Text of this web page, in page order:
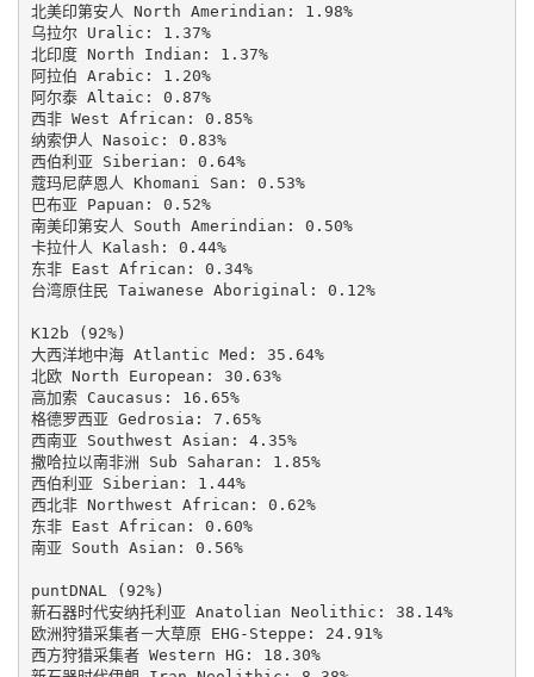
北美印第安人 North Amerindian: 1.98%
乌拉尔 Uralic: 1.37%
北印度 North Indian: 1.37%
阿拉伯 Arabic: 1.20%
阿尔泰 Altaic: 0.87%
西非 West African: 0.85%
纳索伊人 Nasoic: 0.83%
西伯利亚 Siberian: 0.64%
蔻玛尼萨恩人 Khomani San: 0.53%
巴布亚 Papuan: 0.52%
南美印第安人 South Amerindian: 0.50%
卡拉什人 Kalash: 0.44%
东非 East African: 0.34%
台湾原住民 Taiwanese Aboriginal: 0.12%
K12b (92%)
大西洋地中海 Atlantic Med: 35.64%
北欧 North European: 30.63%
高加索 Caucasus: 16.65%
格德罗西亚 Gedrosia: 7.65%
西南亚 Southwest Asian: 4.35%
撒哈拉以南非洲 Sub Saharan: 1.85%
西伯利亚 Siberian: 1.44%
西北非 Northwest African: 0.62%
东非 East African: 0.60%
南亚 South Asian: 0.56%
puntDNAL (92%)
新石器时代安纳托利亚 Anatolian Neolithic: 38.14%
欧洲狩猎采集者－大草原 EHG-Steppe: 24.91%
西方狩猎采集者 Western HG: 18.30%